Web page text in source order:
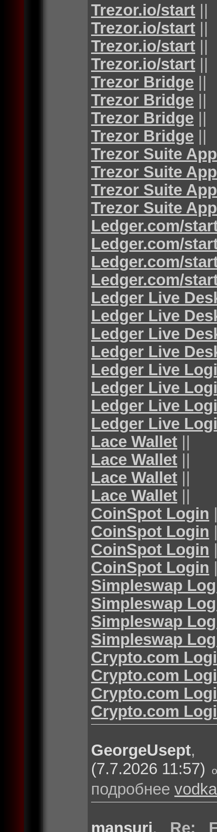
Trezor.io/start ||
Trezor.io/start ||
Trezor.io/start ||
Trezor.io/start ||
Trezor Bridge ||
Trezor Bridge ||
Trezor Bridge ||
Trezor Bridge ||
Trezor Suite App
Trezor Suite App
Trezor Suite App
Trezor Suite App
Ledger.com/
Ledger.com/
Ledger.com/
Ledger.com/
Ledger Live
Ledger Live
Ledger Live
Ledger Live
Ledger Live
Ledger Live
Ledger Live
Ledger Live
Lace Wallet ||
Lace Wallet ||
Lace Wallet ||
Lace Wallet ||
CoinSpot Login
CoinSpot Login
CoinSpot Login
CoinSpot Login
Simpleswap
Simpleswap
Simpleswap
Simpleswap
Crypto.com
Crypto.com
Crypto.com
Crypto.com
GeorgeUsept
(7.7.2026 11:57)
подробнее
mansuri, Re: